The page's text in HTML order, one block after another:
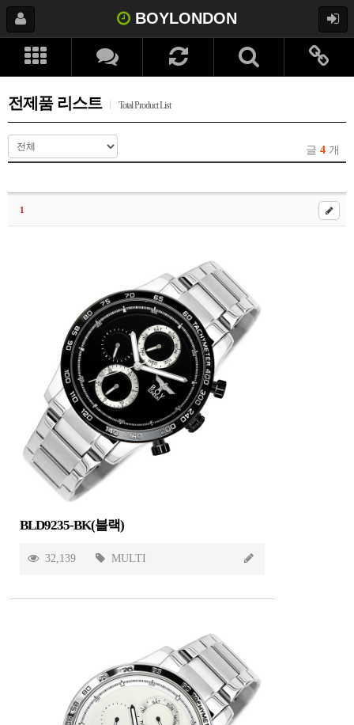
BOYLONDON
전제품 리스트 Total Product List
글 4 개
1
BLD9235-BK(블랙)
32,139 MULTI